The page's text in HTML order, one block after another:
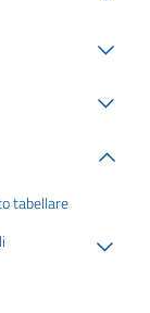
tabellare